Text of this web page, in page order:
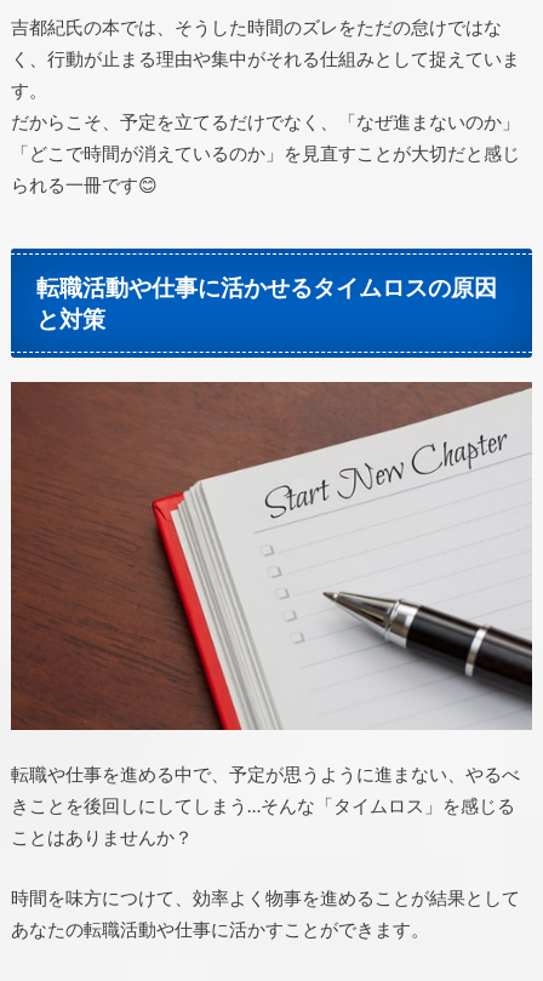
吉都紀氏の本では、そうした時間のズレをただの怠けではな
く、行動が止まる理由や集中がそれる仕組みとして捉えていま
す。
だからこそ、予定を立てるだけでなく、「なぜ進まないのか」
「どこで時間が消えているのか」を見直すことが大切だと感じ
られる一冊です😊
転職活動や仕事に活かせるタイムロスの原因
と対策
転職や仕事を進める中で、予定が思うように進まない、やるべ
きことを後回しにしてしまう…そんな「タイムロス」を感じる
ことはありませんか？
時間を味方につけて、効率よく物事を進めることが結果として
あなたの転職活動や仕事に活かすことができます。